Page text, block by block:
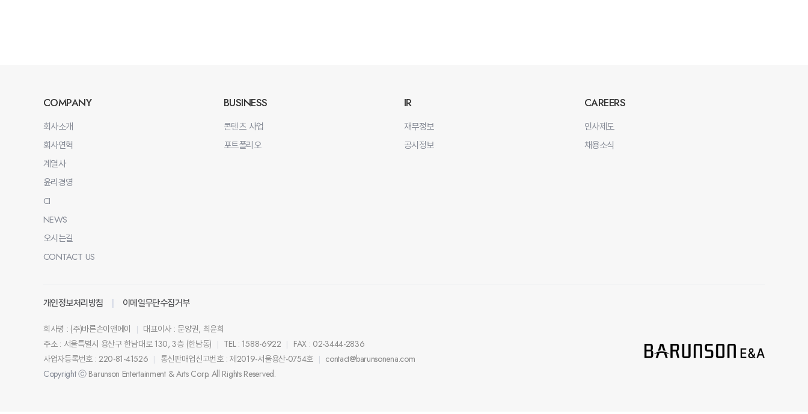
COMPANY BUSINESS IR CAREERS
회사소개
회사연혁
계열사
윤리경영
CI
NEWS
오시는길
CONTACT US
콘텐츠 사업
포트폴리오
재무정보
공시정보
인사제도
채용소식
개인정보처리방침 이메일무단수집거부
회사명 : (주)바른손이앤에이 | 대표이사 : 문양권, 최윤희
주소 : 서울특별시 용산구 한남대로 130, 3층 (한남동) | TEL : 1588-6922 | FAX : 02-3444-2836
사업자등록번호 : 220-81-41526 | 통신판매업신고번호 : 제2019-서울용산-0754호 | contact@barunsonena.com
Copyright ⓒBarunson Entertainment & Arts Corp. All Rights Reserved.